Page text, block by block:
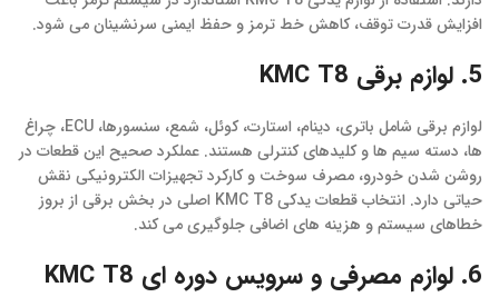
افزایش قدرت توقف، کاهش خط ترمز و حفظ ایمنی سرنشینان می شود.
5. لوازم برقی KMC T8
لوازم برقی شامل باتری، دینام، استارت، کوئل، شمع، سنسورها، ECU، چراغ
ها، دسته سیم ها و کلیدهای کنترلی هستند. عملکرد صحیح این قطعات در
روشن شدن خودرو، مصرف سوخت و کارکرد تجهیزات الکترونیکی نقش
حیاتی دارد. انتخاب قطعات یدکی KMC T8 اصلی در بخش برقی از بروز
خطاهای سیستم و هزینه های اضافی جلوگیری می کند.
6. لوازم مصرفی و سرویس دوره ای KMC T8